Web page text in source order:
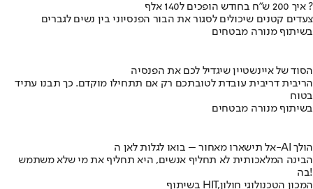
איך 200 ש"ח בחודש הופכים ל140 אלף ?
צעדים קטנים שיכולים לסגור את הבור הפנסיוני בין נשים לגברים
בשיתוף מנורה מבטחים
הסוד של איינשטיין שיגדיל לכם את הפנסיה
הריבית דריבית עובדת לטובתכם רק אם תתחילו מוקדם. כך תבנו עתיד
בטוח
בשיתוף מנורה מבטחים
אל תישארו מאחור – בואו לגלות לאן ה-AI הולך
הבינה המלאכותית לא תחליף אנשים, היא תחליף את מי שלא משתמש
בה!
בשיתוף HIT,המכון הטכנולוגי חולון